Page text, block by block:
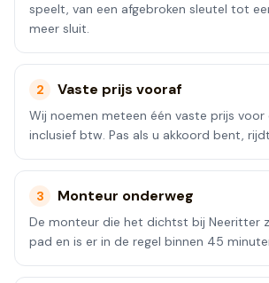
speelt, van een afgebroken sleutel tot
meer sluit.
2 Vaste prijs vooraf
Wij noemen meteen één vaste prijs
inclusief btw. Pas als u akkoord bent,
3 Monteur onderweg
De monteur die het dichtst bij Neeritter
pad en is er in de regel binnen 45